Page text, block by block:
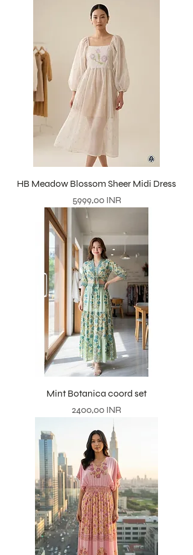
HB Meadow Blossom Sheer Midi Dress
Precio
5999,00 INR
Mint Botanica coord set
Precio
2400,00 INR